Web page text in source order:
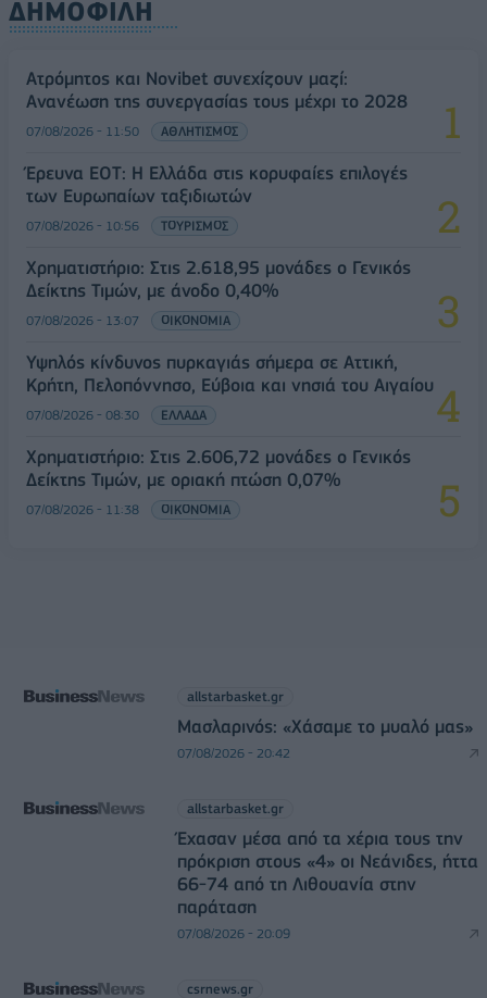
ΔΗΜΟΦΙΛΗ
Ατρόμητος και Novibet συνεχίζουν μαζί:
Ανανέωση της συνεργασίας τους μέχρι το 2028
07/08/2026 - 11:50 ΑΘΛΗΤΙΣΜΟΣ
Έρευνα ΕΟΤ: Η Ελλάδα στις κορυφαίες επιλογές
των Ευρωπαίων ταξιδιωτών
07/08/2026 - 10:56 ΤΟΥΡΙΣΜΟΣ
Χρηματιστήριο: Στις 2.618,95 μονάδες ο Γενικός
Δείκτης Τιμών, με άνοδο 0,40%
07/08/2026 - 13:07 ΟΙΚΟΝΟΜΙΑ
Υψηλός κίνδυνος πυρκαγιάς σήμερα σε Αττική,
Κρήτη, Πελοπόννησο, Εύβοια και νησιά του Αιγαίου
07/08/2026 - 08:30 ΕΛΛΑΔΑ
Χρηματιστήριο: Στις 2.606,72 μονάδες ο Γενικός
Δείκτης Τιμών, με οριακή πτώση 0,07%
07/08/2026 - 11:38 ΟΙΚΟΝΟΜΙΑ
allstarbasket.gr
Μασλαρινός: «Χάσαμε το μυαλό μας»
07/08/2026 - 20:42
allstarbasket.gr
Έχασαν μέσα από τα χέρια τους την
πρόκριση στους «4» οι Νεάνιδες, ήττα
66-74 από τη Λιθουανία στην
παράταση
07/08/2026 - 20:09
csrnews.gr